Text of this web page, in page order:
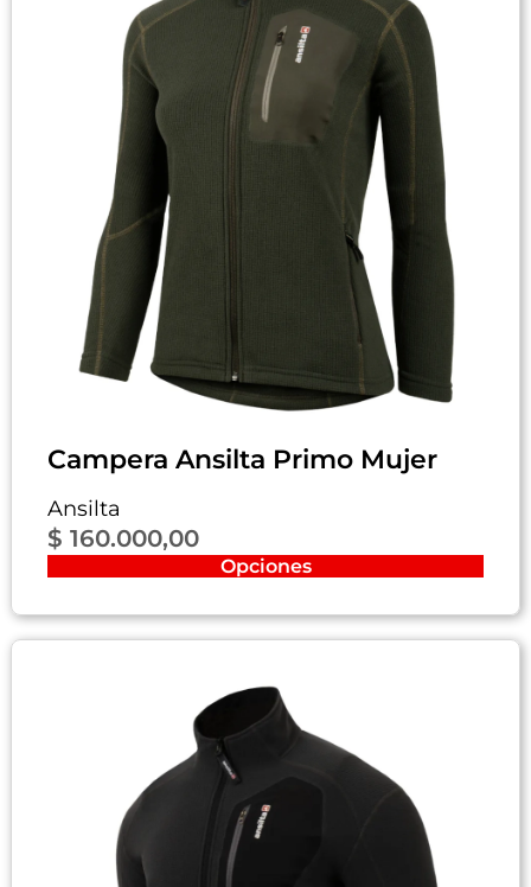
Campera Ansilta Primo Mujer
Ansilta
$ 160.000,00
Opciones